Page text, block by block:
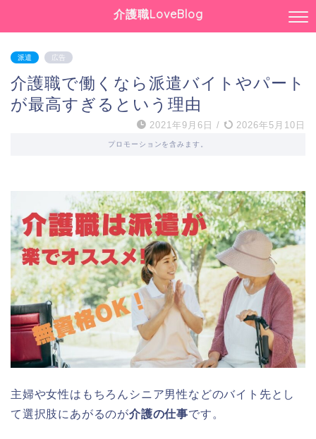
介護職LoveBlog
派遣 広告
介護職で働くなら派遣バイトやパート
が最高すぎるという理由
2021年9月6日 / 2026年5月10日
プロモーションを含みます。
主婦や女性はもちろんシニア男性などのバイト先とし
て選択肢にあがるのが介護の仕事です。